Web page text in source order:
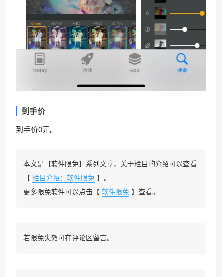
到手价
到手价0元。
本文是【软件限免】系列文章，关于栏目的介绍可以查看
【 栏目介绍：软件限免 】。
更多限免软件可以点击【 软件限免 】查看。
若限免失效可在评论区留言。